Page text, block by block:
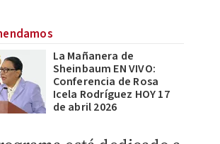
La Mañanera de
Sheinbaum EN VIVO:
Conferencia de Rosa
Icela Rodríguez HOY 17
de abril 2026